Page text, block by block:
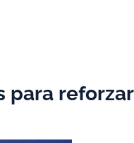
para reforzar